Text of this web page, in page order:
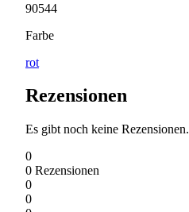
90544
Farbe
rot
Rezensionen
Es gibt noch keine Rezensionen.
0
0 Rezensionen
0
0